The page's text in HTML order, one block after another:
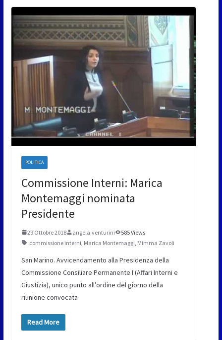
POLITICA
Commissione Interni: Marica
Montemaggi nominata
Presidente
29 Ottobre 2018 angela.venturini
585 Views
commissione interni Marica Montemaggi Mimma Zavoli
San Marino. Avvicendamento alla Presidenza della
Commissione Consiliare Permanente I (Affari Interni e
Giustizia), unico punto all’ordine del giorno della
riunione convocata
Read More